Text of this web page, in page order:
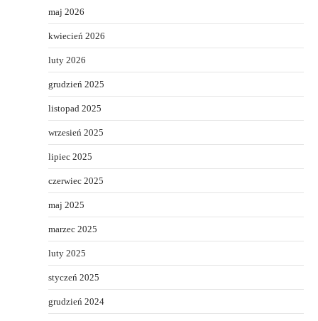
maj 2026
kwiecień 2026
luty 2026
grudzień 2025
listopad 2025
wrzesień 2025
lipiec 2025
czerwiec 2025
maj 2025
marzec 2025
luty 2025
styczeń 2025
grudzień 2024